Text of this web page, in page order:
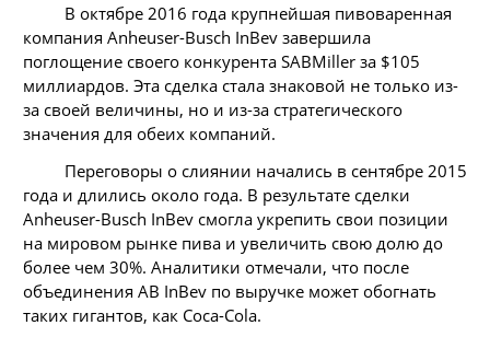
В октябре 2016 года крупнейшая пивоваренная
компания Anheuser-Busch InBev завершила
поглощение своего конкурента SABMiller за $105
миллиардов. Эта сделка стала знаковой не только из-
за своей величины, но и из-за стратегического
значения для обеих компаний.
Переговоры о слиянии начались в сентябре 2015
года и длились около года. В результате сделки
Anheuser-Busch InBev смогла укрепить свои позиции
на мировом рынке пива и увеличить свою долю до
более чем 30%. Аналитики отмечали, что после
объединения AB InBev по выручке может обогнать
таких гигантов, как Coca-Cola.